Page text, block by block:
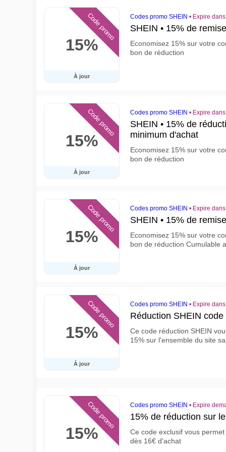
15%
À jour
Code promo Codes promo SHEIN • Expire
SHEIN • 15% de
Economisez 15% sur votre
bon de réduction
15%
À jour
Code promo Codes promo SHEIN • Expire
SHEIN • 15% de
minimum d'achat
Economisez 15% sur votre
bon de réduction
15%
À jour
Code promo Codes promo SHEIN • Expire
SHEIN • 15% de
Economisez 15% sur votre
bon de réduction Cumulable
15%
À jour
Code promo Codes promo SHEIN • Expire
Réduction SHEIN
Ce code réduction SHEIN
15% sur l'ensemble du site
15%
Code promo Codes promo SHEIN • Expire
15% de réduction sur
Ce code exclusif vous
dès 16€ d'achat